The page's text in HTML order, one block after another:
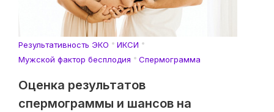
Результативность ЭКО
ИКСИ
Мужской фактор бесплодия
Спермограмма
Оценка результатов
спермограммы и шансов на